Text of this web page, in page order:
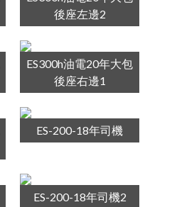
後座左邊2
ES300h油電20年大包
後座右邊1
ES-200-18年司機
ES-200-18年司機2